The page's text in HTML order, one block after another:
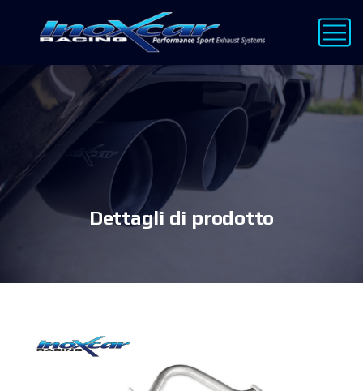
Dettagli di prodotto